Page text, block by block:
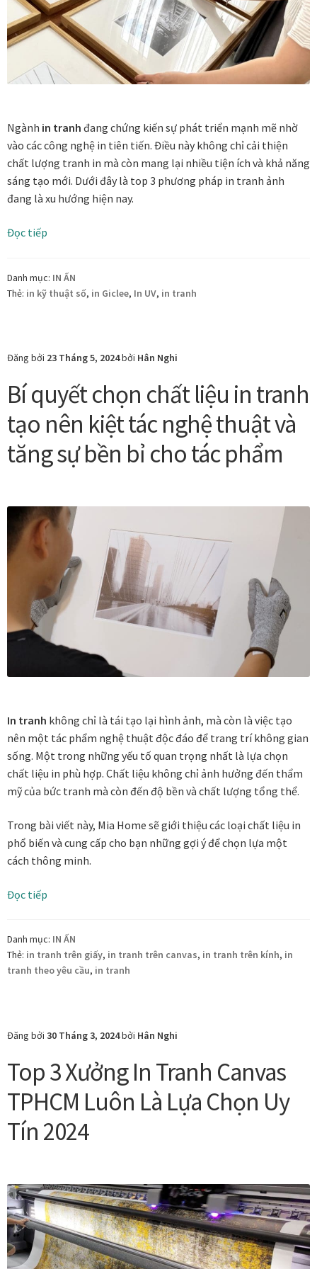
Tranh treo phòng thờ
Tranh treo tường
ƯU ĐÃI
Ưu đãi khung tranh
Ưu đãi tranh in
Ưu đãi tranh sơn dầu
Ưu đãi tranh sơn mài
Vận Chuyển Giao Nhận
Xưởng template
Xưởng tranh Mia Home
Ngành in tranh đang chứng kiến sự phát triển mạnh mẽ nhờ
vào các công nghệ in tiên tiến. Điều này không chỉ cải thiện
chất lượng tranh in mà còn mang lại nhiều tiện ích và khả năng
sáng tạo mới. Dưới đây là top 3 phương pháp in tranh ảnh
đang là xu hướng hiện nay.
Đọc tiếp
pháp
xu
2024
Danh mục: IN ẤN
Thẻ: in kỹ thuật số, in Giclee, In UV, in tranh
Đăng bởi 23 Tháng 5, 2024bởi Hân Nghi
Bí quyết chọn chất liệu in tranh
tạo nên kiệt tác nghệ thuật và
tăng sự bền bỉ cho tác phẩm
In tranh không chỉ là tái tạo lại hình ảnh, mà còn là việc tạo
nên một tác phẩm nghệ thuật độc đáo để trang trí không gian
sống. Một trong những yếu tố quan trọng nhất là lựa chọn
chất liệu in phù hợp. Chất liệu không chỉ ảnh hưởng đến thẩm
mỹ của bức tranh mà còn đến độ bền và chất lượng tổng thể.
Trong bài viết này, Mia Home sẽ giới thiệu các loại chất liệu in
phổ biến và cung cấp cho bạn những gợi ý để chọn lựa một
cách thông minh.
Đọc tiếp
chất
liệu
nên
tác
thuật
và
tăng
bỉ
cho
tác
phẩm
Danh mục: IN ẤN
Thẻ: in tranh trên giấy, in tranh trên canvas, in tranh trên kính, in
tranh theo yêu cầu, in tranh
Đăng bởi 30 Tháng 3, 2024bởi Hân Nghi
Top 3 Xưởng In Tranh Canvas
TPHCM Luôn Là Lựa Chọn Uy
Tín 2024